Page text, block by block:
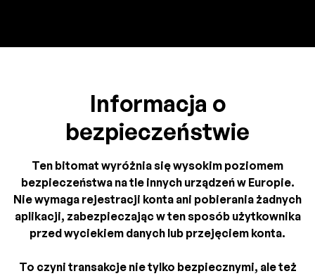
Informacja o
bezpieczeństwie
Ten bitomat wyróżnia się wysokim poziomem
bezpieczeństwa na tle innych urządzeń w Europie.
Nie wymaga rejestracji konta ani pobierania żadnych
aplikacji, zabezpieczając w ten sposób użytkownika
przed wyciekiem danych lub przejęciem konta.
To czyni transakcje nie tylko bezpiecznymi, ale też